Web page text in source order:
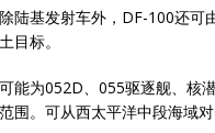
陆基发射车外，DF-100还
目标。
能为052D、055驱逐舰、核
围。可从西太平洋中段海域